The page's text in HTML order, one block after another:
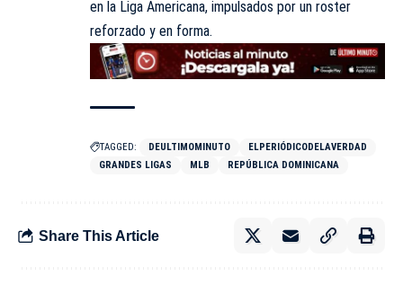
en la Liga Americana, impulsados por un roster
reforzado y en forma.
TAGGED: DEULTIMOMINUTO
ELPERIÓDICODELAVERDAD
GRANDES LIGAS
MLB REPÚBLICA DOMINICANA
Share This Article